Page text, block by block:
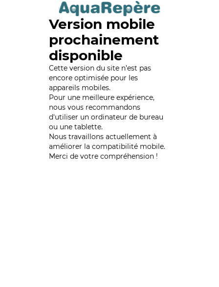
Version mobile
prochainement
disponible
Cette version du site n’est pas
encore optimisée pour les
appareils mobiles.
Pour une meilleure expérience,
nous vous recommandons
d'utiliser un ordinateur de bureau
ou une tablette.
Nous travaillons actuellement à
améliorer la compatibilité mobile.
Merci de votre compréhension !